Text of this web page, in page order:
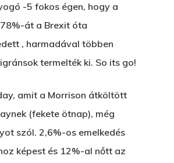
-5 fokos égen, hogy a
át a Brexit óta
, harmadával többen
termelték ki. So its go!
amit a Morrison átköltött
(fekete ötnap), még
szól. 2,6%-os emelkedés
képest és 12%-al nőtt az
Történetek
Az Elveszett Fejezet
Akkor És Ott
KI-BEJÁRAT
A Pitli
Bakker Gyuri
Hírek
Wow Look At This!
This is an optional,
customizable off canvas